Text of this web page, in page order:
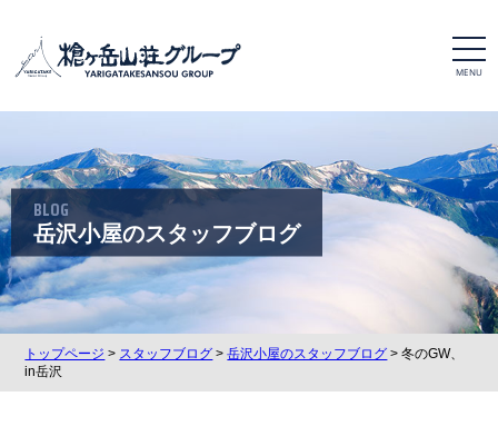
t
o
g
l
n
a
v
g
a
o
n
BLOG
岳沢小屋のスタッフブログ
トップページ > スタッフブログ >岳沢小屋のスタッフブログ > 冬のGW、
in岳沢